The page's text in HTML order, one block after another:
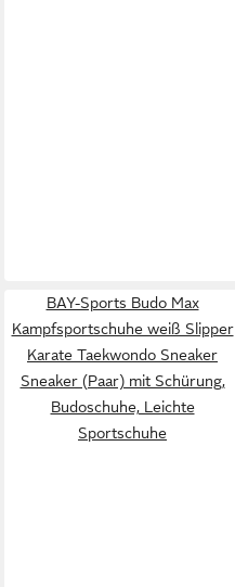
BAY-Sports Budo Max
Kampfsportschuhe weiß Slipper
Karate Taekwondo Sneaker
Sneaker (Paar) mit Schürung,
Budoschuhe, Leichte
Sportschuhe